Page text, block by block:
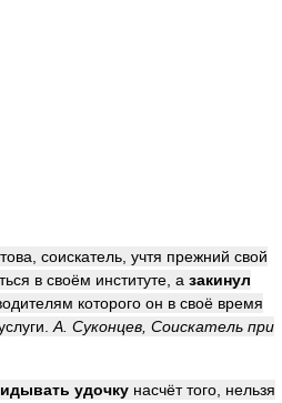
соискатель, учтя прежний свой
в своём институте, а закинул
которого он в своё время
А. Суконцев, Соискатель при
удочку насчёт того, нельзя